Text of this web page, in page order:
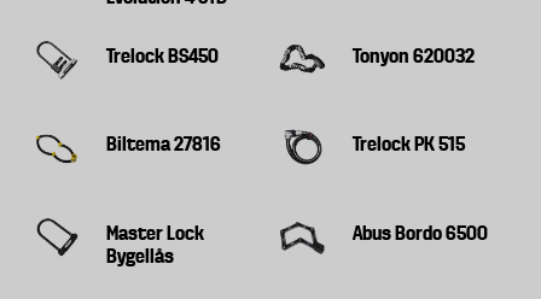
Trelock BS450 Tonyon 620032
Biltema 27816 Trelock PK 515
Master Lock
Bygellås
Abus Bordo 6500